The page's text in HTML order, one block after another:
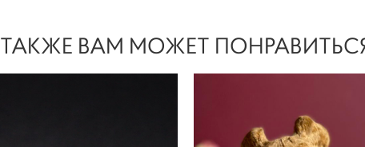
ТАКЖЕ ВАМ МОЖЕТ